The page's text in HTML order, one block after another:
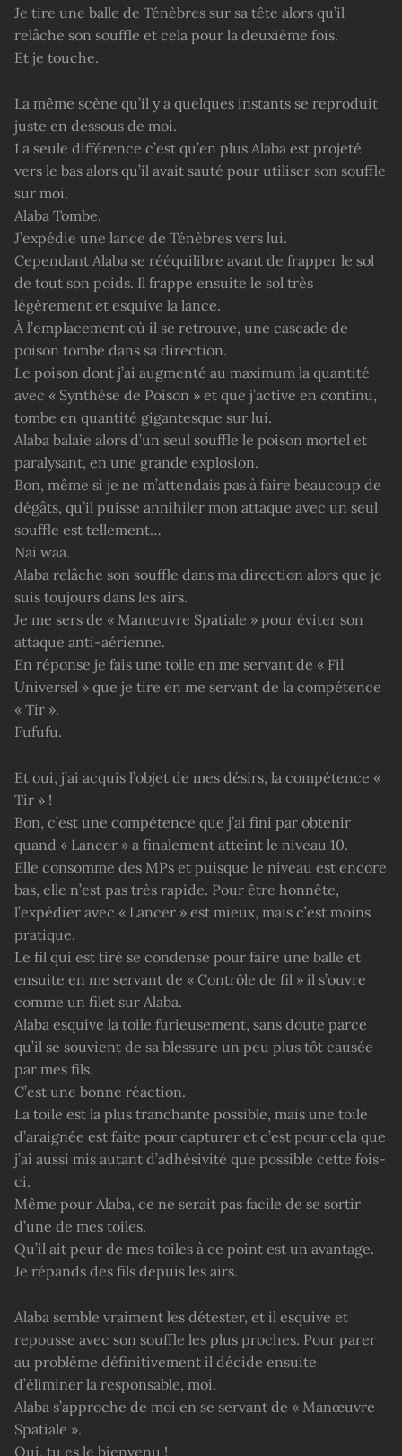
Je tire une balle de Ténèbres sur sa tête alors qu’il
relâche son souffle et cela pour la deuxième fois.
Et je touche.
La même scène qu’il y a quelques instants se reproduit
juste en dessous de moi.
La seule différence c’est qu’en plus Alaba est projeté
vers le bas alors qu’il avait sauté pour utiliser son souffle
sur moi.
Alaba Tombe.
J’expédie une lance de Ténèbres vers lui.
Cependant Alaba se rééquilibre avant de frapper le sol
de tout son poids. Il frappe ensuite le sol très
légèrement et esquive la lance.
À l’emplacement où il se retrouve, une cascade de
poison tombe dans sa direction.
Le poison dont j’ai augmenté au maximum la quantité
avec « Synthèse de Poison » et que j’active en continu,
tombe en quantité gigantesque sur lui.
Alaba balaie alors d’un seul souffle le poison mortel et
paralysant, en une grande explosion.
Bon, même si je ne m’attendais pas à faire beaucoup de
dégâts, qu’il puisse annihiler mon attaque avec un seul
souffle est tellement…
Nai waa.
Alaba relâche son souffle dans ma direction alors que je
suis toujours dans les airs.
Je me sers de « Manœuvre Spatiale » pour éviter son
attaque anti-aérienne.
En réponse je fais une toile en me servant de « Fil
Universel » que je tire en me servant de la compétence
« Tir ».
Fufufu.
Et oui, j’ai acquis l’objet de mes désirs, la compétence «
Tir » !
Bon, c’est une compétence que j’ai fini par obtenir
quand « Lancer » a finalement atteint le niveau 10.
Elle consomme des MPs et puisque le niveau est encore
bas, elle n’est pas très rapide. Pour être honnête,
l’expédier avec « Lancer » est mieux, mais c’est moins
pratique.
Le fil qui est tiré se condense pour faire une balle et
ensuite en me servant de « Contrôle de fil » il s’ouvre
comme un filet sur Alaba.
Alaba esquive la toile furieusement, sans doute parce
qu’il se souvient de sa blessure un peu plus tôt causée
par mes fils.
C’est une bonne réaction.
La toile est la plus tranchante possible, mais une toile
d’araignée est faite pour capturer et c’est pour cela que
j’ai aussi mis autant d’adhésivité que possible cette fois-
ci.
Même pour Alaba, ce ne serait pas facile de se sortir
d’une de mes toiles.
Qu’il ait peur de mes toiles à ce point est un avantage.
Je répands des fils depuis les airs.
Alaba semble vraiment les détester, et il esquive et
repousse avec son souffle les plus proches. Pour parer
au problème définitivement il décide ensuite
d’éliminer la responsable, moi.
Alaba s’approche de moi en se servant de « Manœuvre
Spatiale ».
Oui, tu es le bienvenu !